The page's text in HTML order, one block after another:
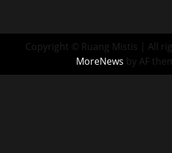
Copyright © Ruang Mistis | All
MoreNews by AF